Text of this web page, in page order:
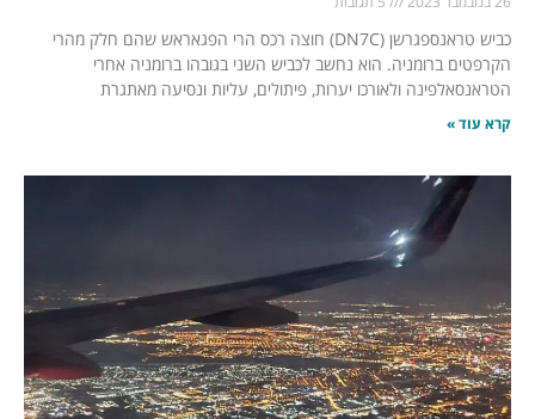
כביש טראנספגרשן (DN7C) חוצה רכס הרי הפגאראש שהם חלק מהרי
הקרפטים ברומניה. הוא נחשב לכביש השני בגובהו ברומניה אחרי
הטראנסאלפינה ולאורכו יערות, פיתולים, עליות ונסיעה מאתגרת
קרא עוד »